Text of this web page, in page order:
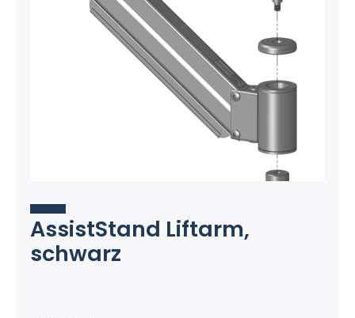
AssistStand Liftarm,
schwarz